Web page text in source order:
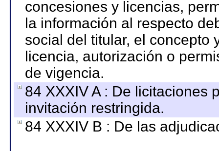
concesiones y licencias,
la información al respecto
social del titular, el concepto
licencia, autorización o
de vigencia.
84 XXXIV A : De licitaciones
invitación restringida.
84 XXXIV B : De las